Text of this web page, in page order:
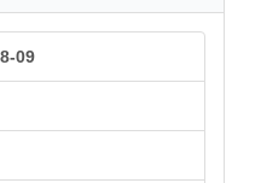
09